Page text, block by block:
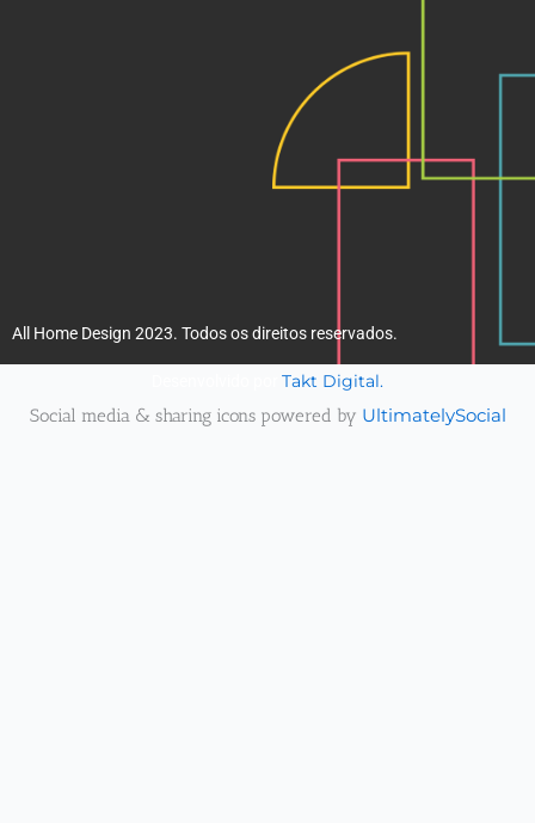
All Home Design 2023. Todos os direitos reservados.
Takt Digital.
Social media & sharing icons powered by UltimatelySocial